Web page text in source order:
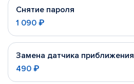
Снятие пароля
1 090 ₽
Замена датчика приближения
490 ₽